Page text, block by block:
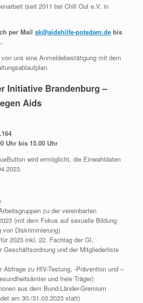
(seit 2011 bei Chill Out e.V. in
per Mail sk@aidshilfe-potsdam.de bis
uns eine Anmeldebestätigung mit dem
Initiative Brandenburg –
Aids
Uhr bis 15.00 Uhr
wird ermöglicht, die Einwahldaten
zu der vereinbarten
(mit dem Fokus auf sexuelle Bildung
von Diskriminierung)
2023 inkl. 22. Fachtag der GI,
Geschäftsordnung und der Mitgliederliste
Abfrage zu HIV-Testung, -Prävention und –
und freie Träger)
aus dem Bund-Länder-Gremium
am 30./31.03.2023 statt)